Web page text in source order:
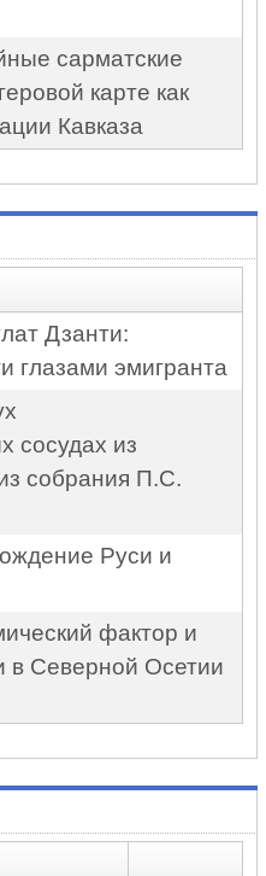
сарматские
карте как
Кавказа
Дзанти:
глазами эмигранта
сосудах из
собрания П.С.
Руси и
фактор и
в Северной Осетии